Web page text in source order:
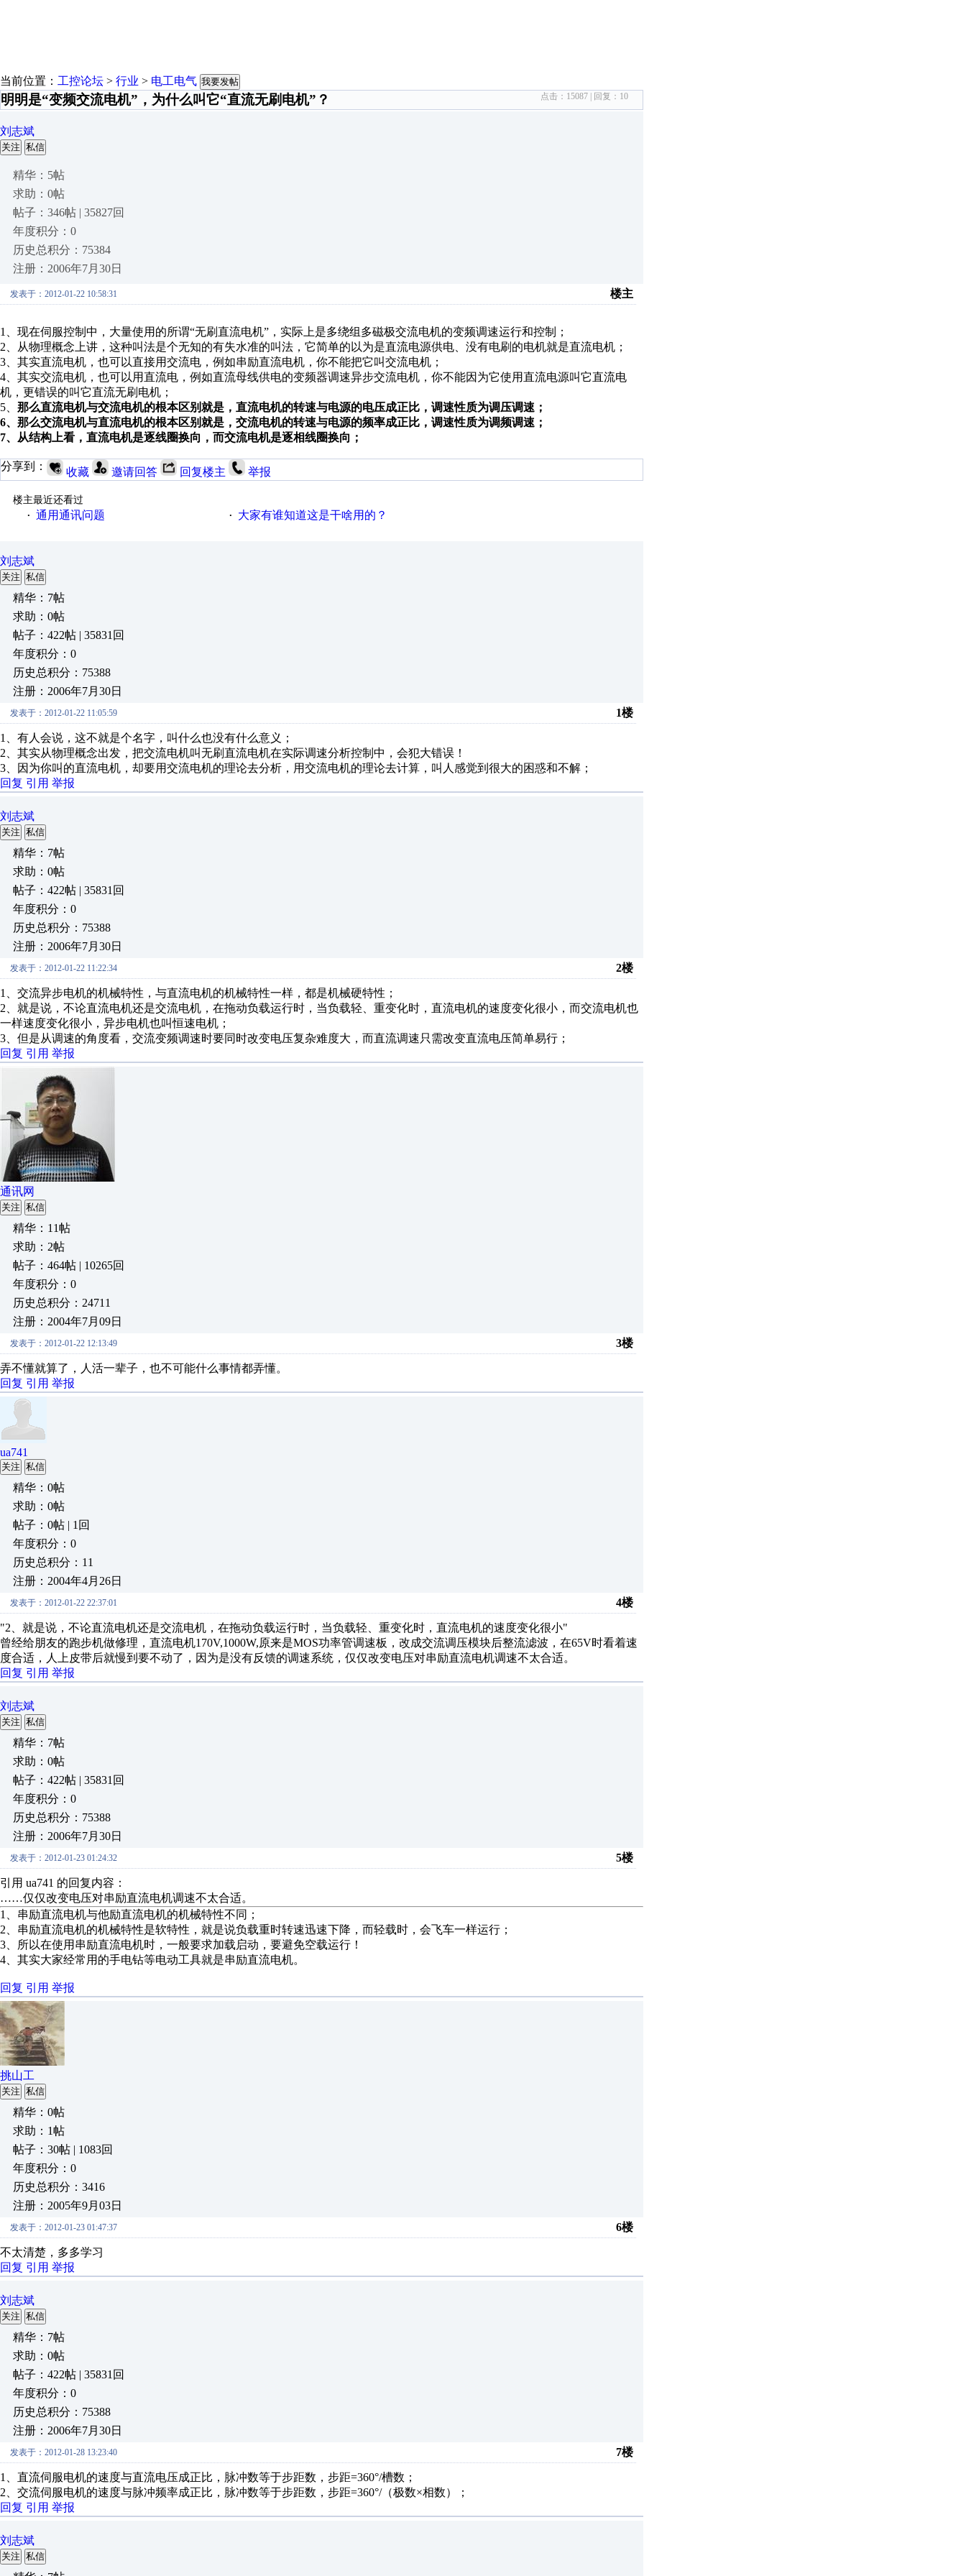
当前位置： 工控论坛 > 行业 > 电工电气 我要发帖
明明是“变频交流电机”，为什么叫它“直流无刷电机”？ 点击： 15087 | 回复： 10
刘志斌
关注 私信
精华：5帖
求助：0帖
帖子：346帖 | 35827回
年度积分：0
历史总积分：75384
注册：2006年7月30日
发表于：2012-01-22 10:58:31 楼主
1、现在伺服控制中，大量使用的所谓“无刷直流电机”，实际上是多绕组多磁极交流电机的变频调速运行和控制；
2、从物理概念上讲，这种叫法是个无知的有失水准的叫法，它简单的以为是直流电源供电、没有电刷的电机就是直流电机；
3、其实直流电机，也可以直接用交流电，例如串励直流电机，你不能把它叫交流电机；
4、其实交流电机，也可以用直流电，例如直流母线供电的变频器调速异步交流电机，你不能因为它使用直流电源叫它直流电
机，更错误的叫它直流无刷电机；
5、 那么直流电机与交流电机的根本区别就是，直流电机的转速与电源的电压成正比，调速性质为调压调速；
6、那么交流电机与直流电机的根本区别就是，交流电机的转速与电源的频率成正比，调速性质为调频调速；
7、从结构上看，直流电机是逐线圈换向，而交流电机是逐相线圈换向；
分享到： 收藏 邀请回答 回复楼主 举报
楼主最近还看过
· 通用通讯问题 · 大家有谁知道这是干啥用的？
刘志斌
关注 私信
精华：7帖
求助：0帖
帖子：422帖 | 35831回
年度积分：0
历史总积分：75388
注册：2006年7月30日
发表于：2012-01-22 11:05:59 1楼
1、有人会说，这不就是个名字，叫什么也没有什么意义；
2、其实从物理概念出发，把交流电机叫无刷直流电机在实际调速分析控制中，会犯大错误！
3、因为你叫的直流电机，却要用交流电机的理论去分析，用交流电机的理论去计算，叫人感觉到很大的困惑和不解；
回复 引用 举报
刘志斌
关注 私信
精华：7帖
求助：0帖
帖子：422帖 | 35831回
年度积分：0
历史总积分：75388
注册：2006年7月30日
发表于：2012-01-22 11:22:34 2楼
1、交流异步电机的机械特性，与直流电机的机械特性一样，都是机械硬特性；
2、就是说，不论直流电机还是交流电机，在拖动负载运行时，当负载轻、重变化时，直流电机的速度变化很小，而交流电机也
一样速度变化很小，异步电机也叫恒速电机；
3、但是从调速的角度看，交流变频调速时要同时改变电压复杂难度大，而直流调速只需改变直流电压简单易行；
回复 引用 举报
通讯网
关注 私信
精华：11帖
求助：2帖
帖子：464帖 | 10265回
年度积分：0
历史总积分：24711
注册：2004年7月09日
发表于：2012-01-22 12:13:49 3楼
弄不懂就算了，人活一辈子，也不可能什么事情都弄懂。
回复 引用 举报
ua741
关注 私信
精华：0帖
求助：0帖
帖子：0帖 | 1回
年度积分：0
历史总积分：11
注册：2004年4月26日
发表于：2012-01-22 22:37:01 4楼
"2、就是说，不论直流电机还是交流电机，在拖动负载运行时，当负载轻、重变化时，直流电机的速度变化很小"
曾经给朋友的跑步机做修理，直流电机170V,1000W,原来是MOS功率管调速板，改成交流调压模块后整流滤波，在65V时看着速
度合适，人上皮带后就慢到要不动了，因为是没有反馈的调速系统，仅仅改变电压对串励直流电机调速不太合适。
回复 引用 举报
刘志斌
关注 私信
精华：7帖
求助：0帖
帖子：422帖 | 35831回
年度积分：0
历史总积分：75388
注册：2006年7月30日
发表于：2012-01-23 01:24:32 5楼
引用 ua741 的回复内容：
……仅仅改变电压对串励直流电机调速不太合适。
1、串励直流电机与他励直流电机的机械特性不同；
2、串励直流电机的机械特性是软特性，就是说负载重时转速迅速下降，而轻载时，会飞车一样运行；
3、所以在使用串励直流电机时，一般要求加载启动，要避免空载运行！
4、其实大家经常用的手电钻等电动工具就是串励直流电机。
回复 引用 举报
挑山工
关注 私信
精华：0帖
求助：1帖
帖子：30帖 | 1083回
年度积分：0
历史总积分：3416
注册：2005年9月03日
发表于：2012-01-23 01:47:37 6楼
不太清楚，多多学习
回复 引用 举报
刘志斌
关注 私信
精华：7帖
求助：0帖
帖子：422帖 | 35831回
年度积分：0
历史总积分：75388
注册：2006年7月30日
发表于：2012-01-28 13:23:40 7楼
1、直流伺服电机的速度与直流电压成正比，脉冲数等于步距数，步距=360°/槽数；
2、交流伺服电机的速度与脉冲频率成正比，脉冲数等于步距数，步距=360°/（极数×相数）；
回复 引用 举报
刘志斌
关注 私信